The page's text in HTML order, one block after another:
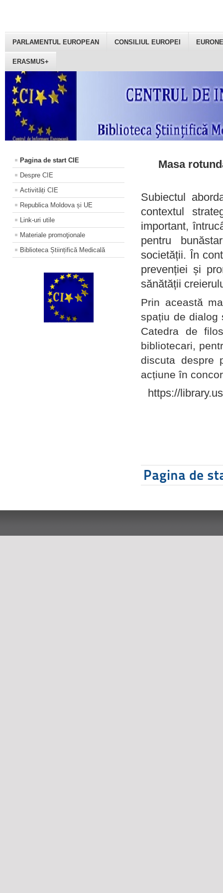
PARLAMENTUL EUROPEAN CONSILIUL EUROPEI
ERASMUS+
Pagina de start CIE
Despre CIE
Activități CIE
Republica Moldova și UE
Link-uri utile
Materiale promoţionale
Biblioteca Științifică Medicală
Masa
Subiectul
contextul
important,
pentru
societății. În
prevenției și
sănătății
Prin această
spațiu de dialog
Catedra de
bibliotecari,
discuta despre
acțiune în
https://
Pagina de